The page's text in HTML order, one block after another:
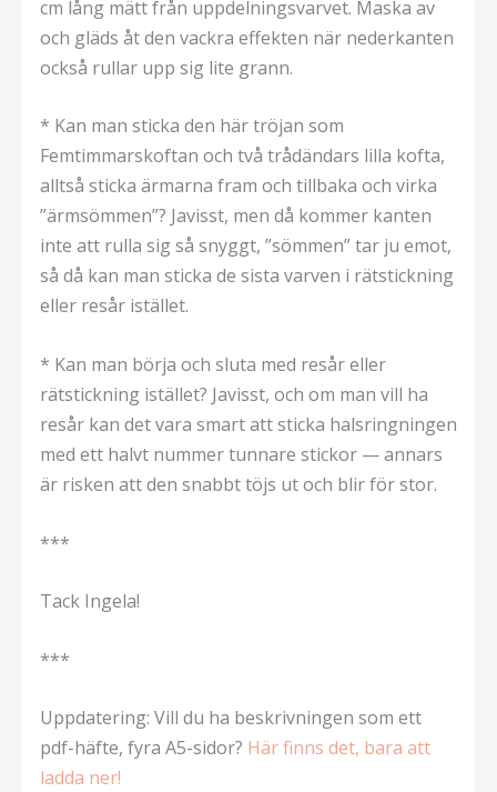
cm lång mätt från uppdelningsvarvet. Maska av
och gläds åt den vackra effekten när nederkanten
också rullar upp sig lite grann.
* Kan man sticka den här tröjan som
Femtimmarskoftan och två trådändars lilla kofta,
alltså sticka ärmarna fram och tillbaka och virka
”ärmsömmen”? Javisst, men då kommer kanten
inte att rulla sig så snyggt, ”sömmen” tar ju emot,
så då kan man sticka de sista varven i rätstickning
eller resår istället.
* Kan man börja och sluta med resår eller
rätstickning istället? Javisst, och om man vill ha
resår kan det vara smart att sticka halsringningen
med ett halvt nummer tunnare stickor — annars
är risken att den snabbt töjs ut och blir för stor.
***
Tack Ingela!
***
Uppdatering: Vill du ha beskrivningen som ett
pdf-häfte, fyra A5-sidor? Här finns det, bara att
ladda ner!